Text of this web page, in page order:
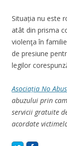
Situația nu este
atât din prisma
violenţa în
de presiune
legilor
Asociația No
abuzului prin
servicii gratuite
acordate